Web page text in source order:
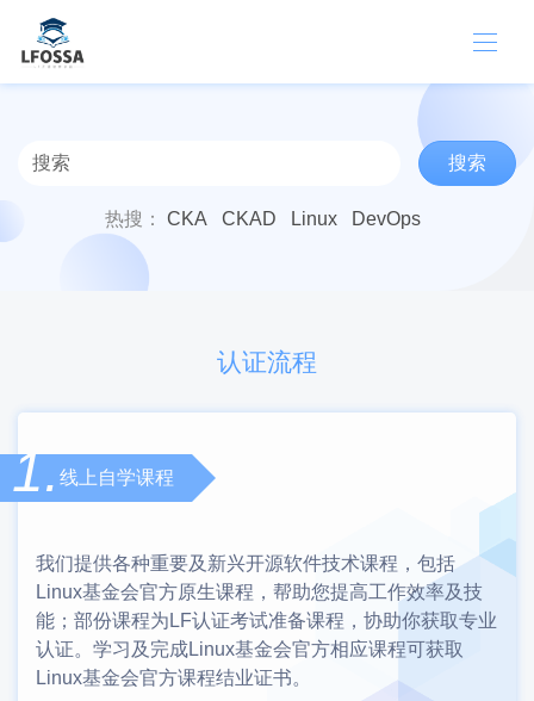
搜索
热搜： CKA CKAD Linux DevOps
认证流程
1.线上自学课程
我们提供各种重要及新兴开源软件技术课程，包括
Linux基金会官方原生课程，帮助您提高工作效率及技
能；部份课程为LF认证考试准备课程，协助你获取专业
认证。学习及完成Linux基金会官方相应课程可获取
Linux基金会官方课程结业证书。